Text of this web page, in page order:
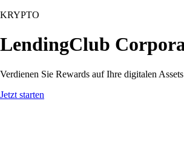
KRYPTO
LendingClub
Verdienen Sie Rewards auf Ihre digitalen
Jetzt starten